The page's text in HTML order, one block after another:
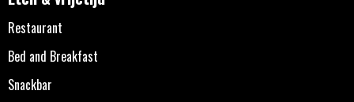
Restaurant
Bed and Breakfast
Snackbar